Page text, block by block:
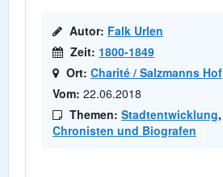
Autor: Falk Urlen
Zeit: 1800-1849
Ort: Charité / Salzmanns Hof
Vom: 22.06.2018
Themen: Stadtentwicklung,
Chronisten und Biografen